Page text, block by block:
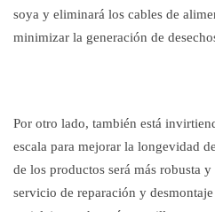
soya y eliminará los cables de
minimizar la generación de
Por otro lado, también está
escala para mejorar la longevidad
de los productos será más robusta
servicio de reparación y